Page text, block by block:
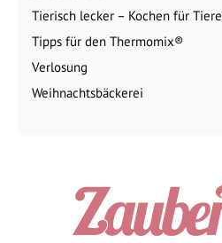
Tierisch lecker – Kochen für Tiere
Tipps für den Thermomix®
Verlosung
Weihnachtsbäckerei